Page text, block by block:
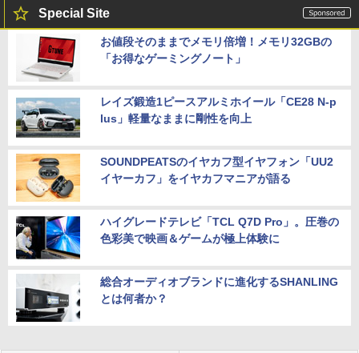
Special Site
お値段そのままでメモリ倍増！メモリ32GBの
「お得なゲーミングノート」
レイズ鍛造1ピースアルミホイール「CE28 N-p
lus」軽量なままに剛性を向上
SOUNDPEATSのイヤカフ型イヤフォン「UU2
イヤーカフ」をイヤカフマニアが語る
ハイグレードテレビ「TCL Q7D Pro」。圧巻の
色彩美で映画＆ゲームが極上体験に
総合オーディオブランドに進化するSHANLING
とは何者か？